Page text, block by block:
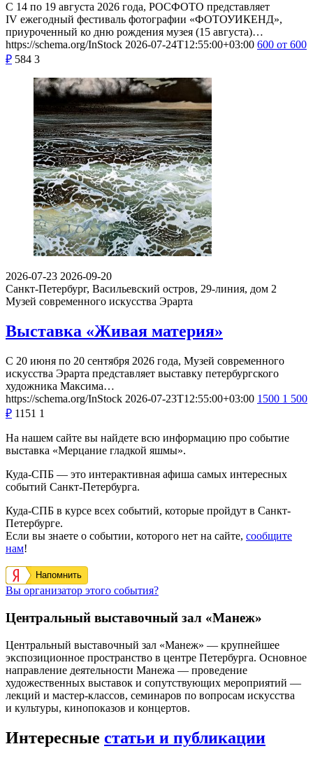
С 14 по 19 августа 2026 года, РОСФОТО представляет
IV ежегодный фестиваль фотографии «ФОТОУИКЕНД»,
приуроченный ко дню рождения музея (15 августа)…
https://schema.org/InStock 2026-07-24T12:55:00+03:00 600 от 600
₽ 584 3
2026-07-23 2026-09-20
Санкт-Петербург, Васильевский остров, 29-линия, дом 2
Музей современного искусства Эрарта
Выставка «Живая материя»
С 20 июня по 20 сентября 2026 года, Музей современного
искусства Эрарта представляет выставку петербургского
художника Максима…
https://schema.org/InStock 2026-07-23T12:55:00+03:00 1500 1 500
₽ 1151 1
На нашем сайте вы найдете всю информацию про событие
выставка «Мерцание гладкой яшмы».
Куда-СПБ — это интерактивная афиша самых интересных
событий Санкт-Петербурга.
Куда-СПБ в курсе всех событий, которые пройдут в Санкт-
Петербурге.
Если вы знаете о событии, которого нет на сайте, сообщите
нам!
Напомнить
Вы организатор этого события?
Центральный выставочный зал «Манеж»
Центральный выставочный зал «Манеж» — крупнейшее
экспозиционное пространство в центре Петербурга. Основное
направление деятельности Манежа — проведение
художественных выставок и сопутствующих мероприятий —
лекций и мастер-классов, семинаров по вопросам искусства
и культуры, кинопоказов и концертов.
Интересные статьи и публикации